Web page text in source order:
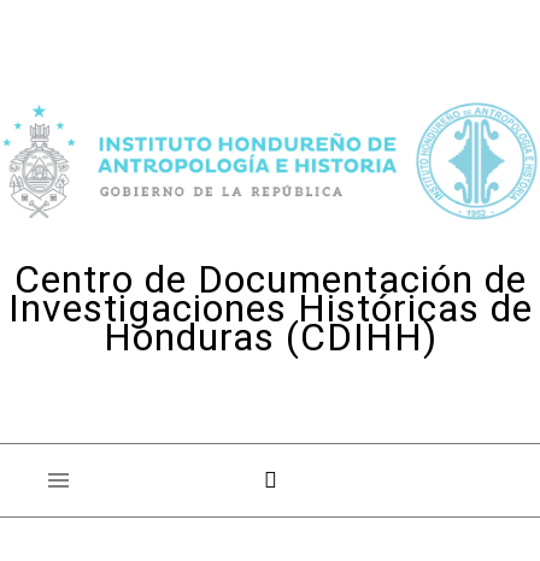
Centro de Documentación de
Investigaciones Históricas de
Honduras (CDIHH)